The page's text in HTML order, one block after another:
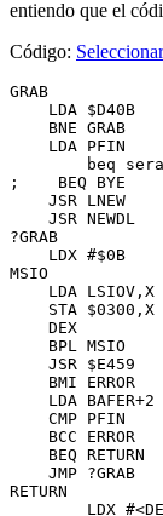
entiendo que el
Código:
GRAB
    LDA $D40B
    BNE GRAB
    LDA PFIN
;    BEQ BYE
    JSR LNEW
    JSR NEWDL
?GRAB
    LDX #$0B
MSIO
    LDA LSIOV,X
    STA $0300,X
    DEX
    BPL MSIO
    JSR $E459
    BMI ERROR
    LDA BAFER+2
    CMP PFIN
    BCC ERROR
    BEQ RETURN
    JMP ?GRAB
RETURN